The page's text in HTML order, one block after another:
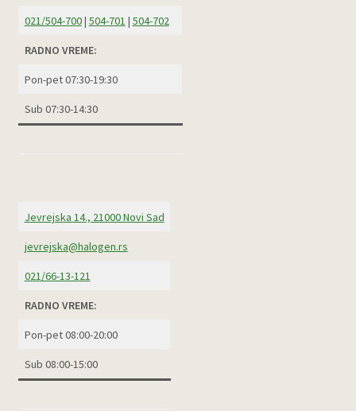
021/504-700| 504-701 | 504-702
RADNO VREME:
Pon-pet 07:30-19:30
Sub 07:30-14:30
Jevrejska 14., 21000 Novi Sad
jevrejska@halogen.rs
021/66-13-121
RADNO VREME:
Pon-pet 08:00-20:00
Sub 08:00-15:00